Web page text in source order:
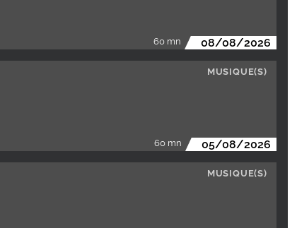
60 mn 08/08/2026
MUSIQUE(S)
60 mn 05/08/2026
MUSIQUE(S)